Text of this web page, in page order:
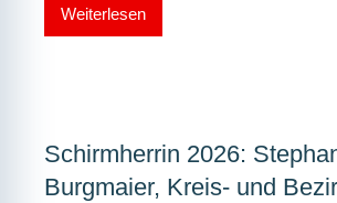
Weiterlesen
Schirmherrin 2026:
Burgmaier, Kreis- und